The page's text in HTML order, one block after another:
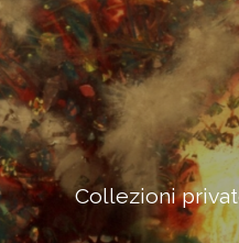
Collezioni